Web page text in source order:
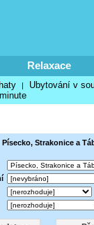
Relaxace
| Ubytování v
Strakonice a